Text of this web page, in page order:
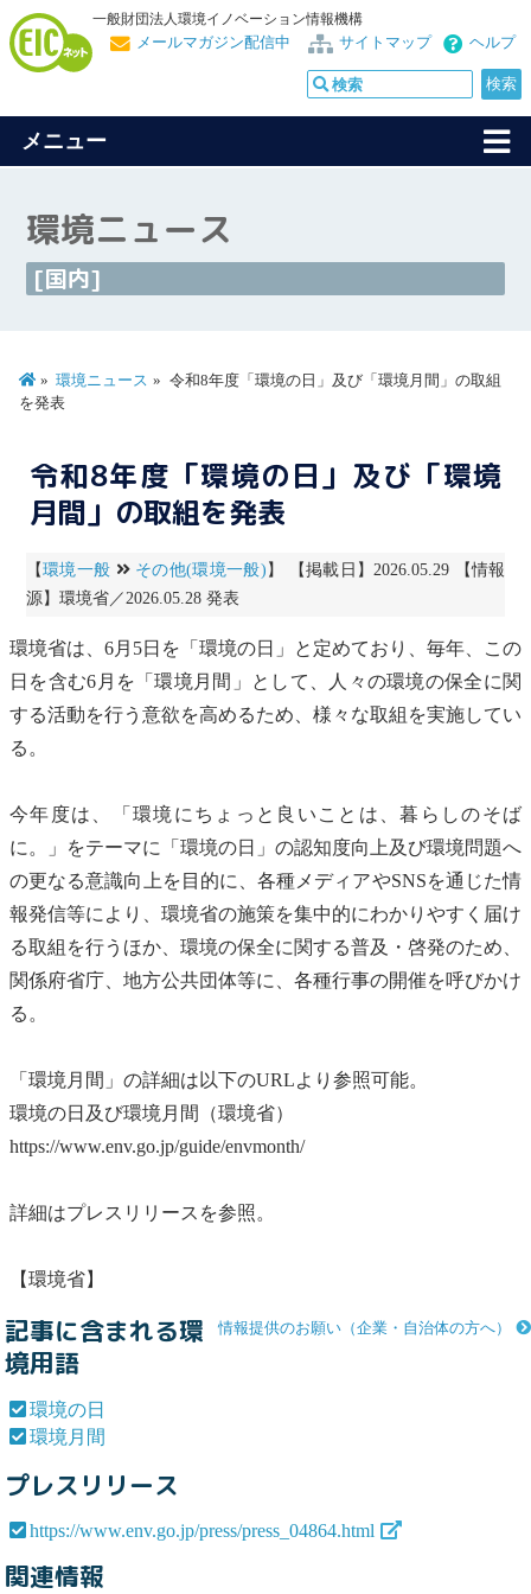
一般財団法人環境イノベーション情報機構
ヘルプ
サイトマップ
メールマガジン配信中
メニュー
環境ニュース
[国内]
環境ニュース
令和8年度「環境の日」及び「環境月間」の取組
を発表
令和8年度「環境の日」及び「環境
月間」の取組を発表
【環境一般 その他(環境一般) 】 【掲載日】2026.05.29 【情報
源】環境省／2026.05.28 発表
環境省は、6月5日を「 環境の日 」と定めており、毎年、この
日を含む6月を「環境月間 」として、人々の環境の保全に関
する活動を行う意欲を高めるため、様々な取組を実施してい
る。
今年度は、「環境にちょっと良いことは、暮らしのそば
に。」をテーマに「 環境の日 」の認知度向上及び環境問題へ
の更なる意識向上を目的に、各種メディアやSNSを通じた情
報発信等により、環境省の施策を集中的にわかりやすく届け
る取組を行うほか、環境の保全に関する普及・啓発のため、
関係府省庁、地方公共団体等に、各種行事の開催を呼びかけ
る。
「 環境月間 」の詳細は以下のURLより参照可能。
環境の日 及び環境月間
（環境省）
https://www.env.go.jp/guide/envmonth/
詳細はプレスリリースを参照。
【環境省】
情報提供のお願い（企業・自治体の方へ）
記事に含まれる環
境用語
環境の日
環境月間
プレスリリース
https://www.env.go.jp/press/press_04864.html
関連情報